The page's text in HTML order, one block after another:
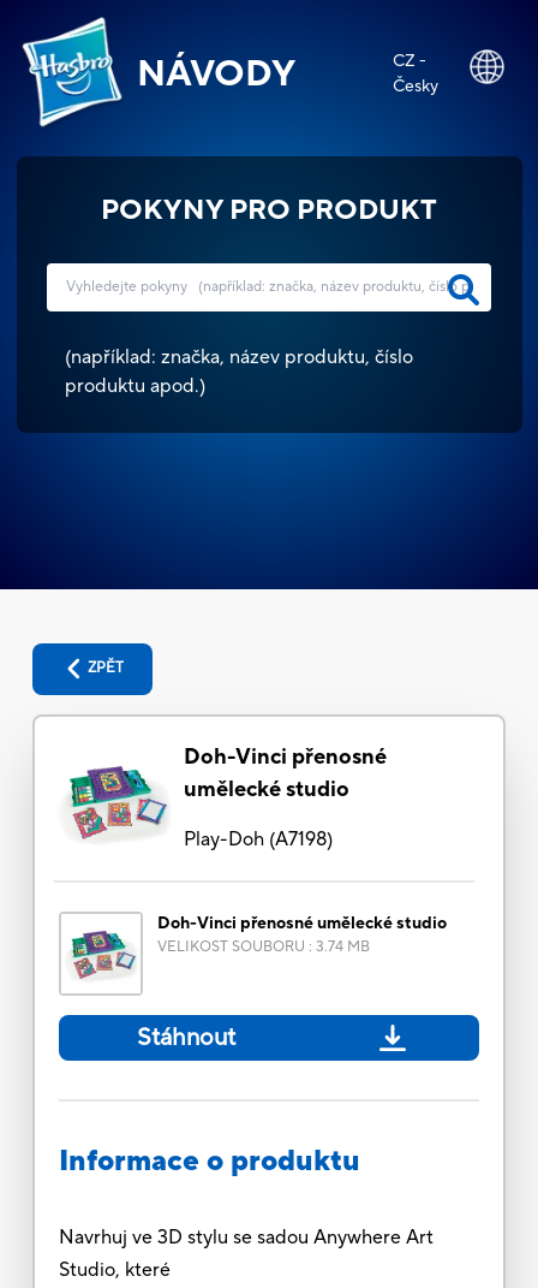
NÁVODY
CZ -
Česky
POKYNY PRO PRODUKT
(například: značka, název produktu, číslo
produktu apod.)
ZPĚT
Doh-Vinci přenosné
umělecké studio
Play-Doh(A7198)
Doh-Vinci přenosné umělecké studio
VELIKOST SOUBORU : 3.74 MB
Stáhnout
Informace o produktu
Navrhuj ve 3D stylu se sadou Anywhere Art
Studio, které